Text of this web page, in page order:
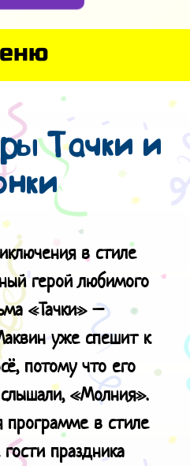
Тачки и
в стиле
герой любимого
«Тачки» –
уже спешит к
потому что его
«Молния».
программе в стиле
праздника